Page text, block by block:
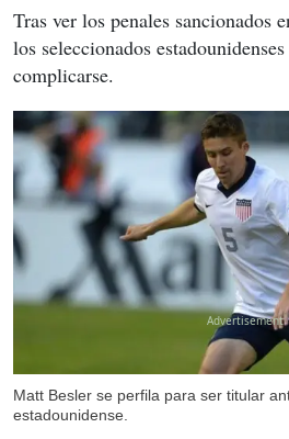
Tras ver los penales sancionados
los seleccionados
complicarse.
Matt Besler se perfila para ser titular
estadounidense.